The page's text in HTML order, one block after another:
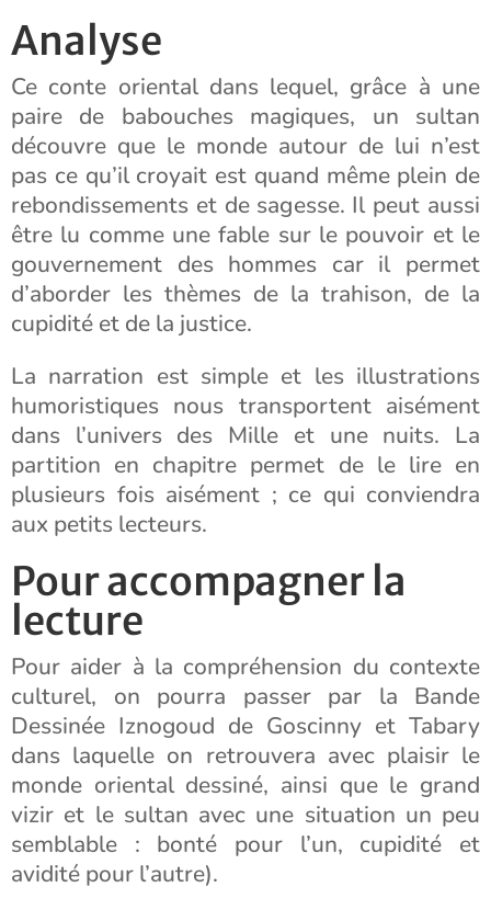
Analyse
Ce conte oriental dans lequel, grâce à une
paire de babouches magiques, un sultan
découvre que le monde autour de lui n’est
pas ce qu’il croyait est quand même plein de
rebondissements et de sagesse. Il peut aussi
être lu comme une fable sur le pouvoir et le
gouvernement des hommes car il permet
d’aborder les thèmes de la trahison, de la
cupidité et de la justice.
La narration est simple et les illustrations
humoristiques nous transportent aisément
dans l’univers des Mille et une nuits. La
partition en chapitre permet de le lire en
plusieurs fois aisément ; ce qui conviendra
aux petits lecteurs.
Pour accompagner la
lecture
Pour aider à la compréhension du contexte
culturel, on pourra passer par la Bande
Dessinée Iznogoud de Goscinny et Tabary
dans laquelle on retrouvera avec plaisir le
monde oriental dessiné, ainsi que le grand
vizir et le sultan avec une situation un peu
semblable : bonté pour l’un, cupidité et
avidité pour l’autre).